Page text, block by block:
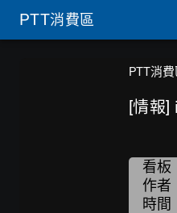
PTT消費區
PTT消費
[情報]
看板
作者
時間